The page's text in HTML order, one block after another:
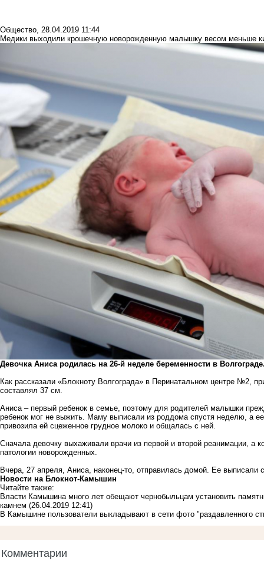
Общество, 28.04.2019 11:44
Медики выходили крошечную новорожденную малышку весом меньше
Девочка Аниса родилась на 26-й неделе беременности в
Как рассказали «Блокноту Волгограда» в Перинатальном центре №2,
составлял 37 см.
Аниса – первый ребенок в семье, поэтому для родителей малышки
ребенок мог не выжить. Маму выписали из роддома спустя неделю, а
привозила ей сцеженное грудное молоко и общалась с ней.
Сначала девочку выхаживали врачи из первой и второй реанимации, а
патологии новорожденных.
Вчера, 27 апреля, Аниса, наконец-то, отправилась домой. Ее выписали
Новости на Блoкнoт-Камышин
Читайте также:
Власти Камышина много лет обещают чернобыльцам установить
камнем (26.04.2019 12:41)
В Камышине пользователи выкладывают в сети фото "раздавленного
Комментарии